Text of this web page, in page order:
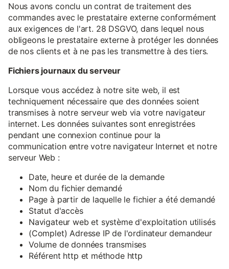
Nous avons conclu un contrat de traitement des
commandes avec le prestataire externe conformément
aux exigences de l'art. 28 DSGVO, dans lequel nous
obligeons le prestataire externe à protéger les données
de nos clients et à ne pas les transmettre à des tiers.
Fichiers journaux du serveur
Lorsque vous accédez à notre site web, il est
techniquement nécessaire que des données soient
transmises à notre serveur web via votre navigateur
internet. Les données suivantes sont enregistrées
pendant une connexion continue pour la
communication entre votre navigateur Internet et notre
serveur Web :
Date, heure et durée de la demande
Nom du fichier demandé
Page à partir de laquelle le fichier a été demandé
Statut d'accès
Navigateur web et système d'exploitation utilisés
(Complet) Adresse IP de l'ordinateur demandeur
Volume de données transmises
Référent http et méthode http